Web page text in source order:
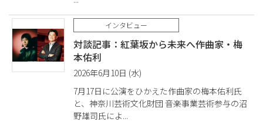
インタビュー
対談記事：紅葉坂から未来へ――作曲家・梅
本佑利
2026年6月10日 (水)
7月17日に公演をひかえた作曲家の梅本佑利氏
と、神奈川芸術文化財団 音楽事業芸術参与の沼
野雄司氏によ